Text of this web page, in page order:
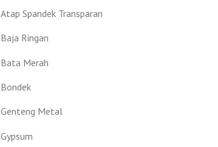
Atap Spandek Transparan
Baja Ringan
Bata Merah
Bondek
Genteng Metal
Gypsum